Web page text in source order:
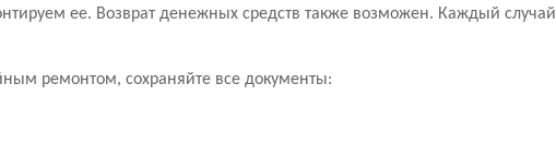
ее. Возврат денежных средств также возможен. Каждый случай
ремонтом, сохраняйте все документы: